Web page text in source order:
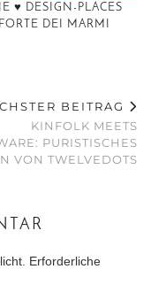
♥️ DESIGN-PLACES
DEI MARMI
BEITRAG
KINFOLK MEETS
PURISTISCHES
VON TWELVEDOTS
Erforderliche